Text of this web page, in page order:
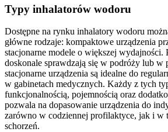
Typy inhalatorów wodoru
Dostępne na rynku inhalatory wodoru
główne rodzaje: kompaktowe urządzenia
stacjonarne modele o większej wydajności.
doskonale sprawdzają się w podróży lub w
stacjonarne urządzenia są idealne do
w gabinetach medycznych. Każdy z tych
funkcjonalnością, pojemnością oraz
pozwala na dopasowanie urządzenia do
zarówno w codziennej profilaktyce, jak i w
schorzeń.